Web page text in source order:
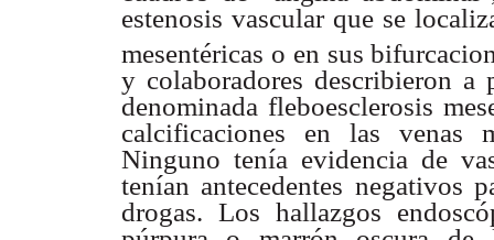
estenosis vascular que se
mesentéricas o en sus
y colaboradores describieron a
denominada fleboesclerosis
calcificaciones en las venas
Ninguno tenía evidencia de
tenían antecedentes negativos
drogas. Los hallazgos